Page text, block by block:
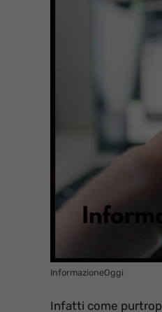
InformazioneOggi
Infatti come